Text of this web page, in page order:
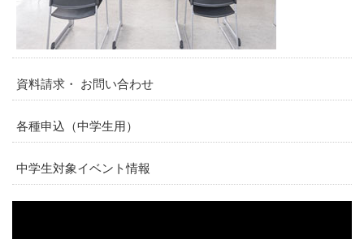
資料請求・ お問い合わせ
各種申込（中学生用）
中学生対象イベント情報